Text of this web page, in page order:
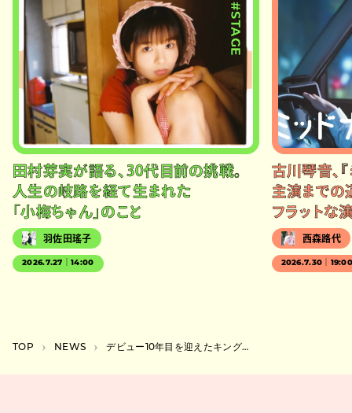
#STAGE
田村芽実が語る、30代目前の挑戦。
人生の岐路を経て生まれた
「小梅ちゃん」のこと
羽佐田瑤子
2026.7.27｜14:00
古川琴音、
主演までの
フラットな
西森路代
2026.7.30｜
TOP NEWS デビュー10年目を迎えたキング・クルール、4thアルバムをリリース